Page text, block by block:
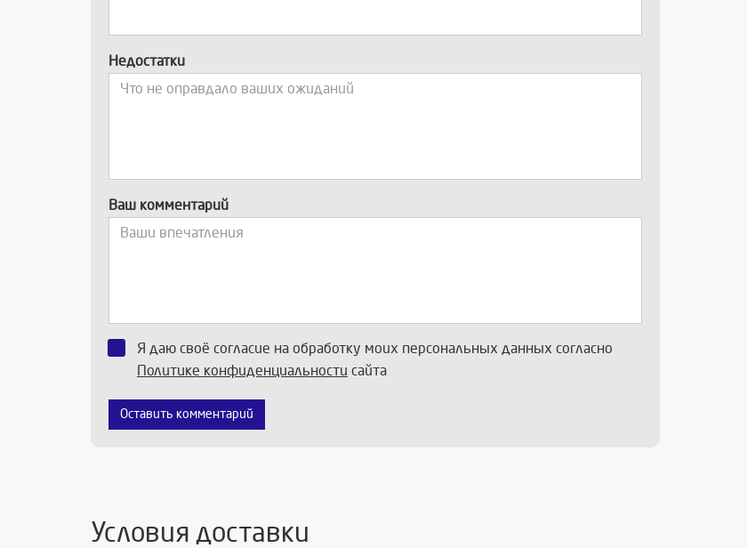
Недостатки
Ваш комментарий
Я даю своё согласие на обработку моих персональных данных согласно
Политике конфиденциальности сайта
Оставить комментарий
Условия доставки